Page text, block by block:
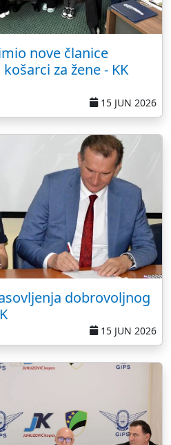
nove članice
za žene - KK
15 JUN 2026
dobrovoljnog
15 JUN 2026